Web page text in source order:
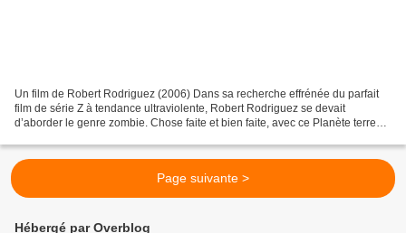
Un film de Robert Rodriguez (2006) Dans sa recherche effrénée du parfait
film de série Z à tendance ultraviolente, Robert Rodriguez se devait
d’aborder le genre zombie. Chose faite et bien faite, avec ce Planète terreur
Page suivante >
Hébergé par Overblog